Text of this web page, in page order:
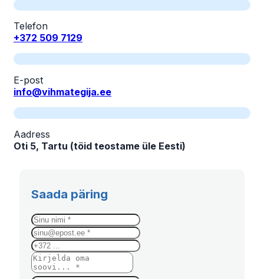
Telefon
+372 509 7129
E-post
info@vihmategija.ee
Aadress
Oti 5, Tartu (töid teostame üle Eesti)
Saada päring